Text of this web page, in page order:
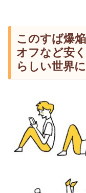
このすば爆
オフなど安
らしい世界に